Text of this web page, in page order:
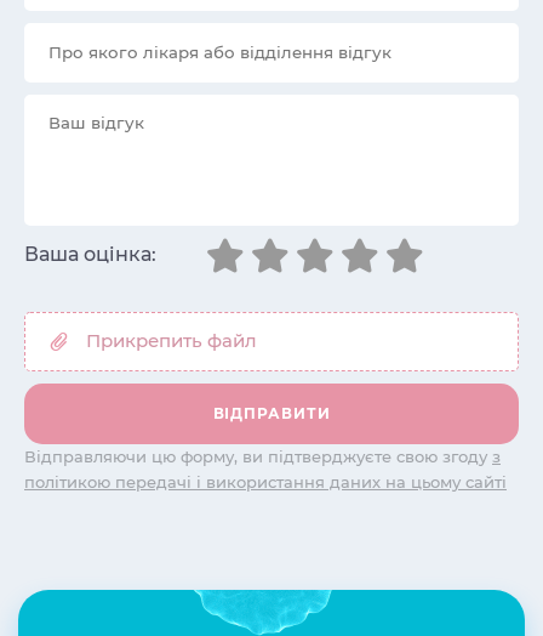
Ваша оцінка:
Відправляючи цю форму, ви підтверджуєте свою згоду з
політикою передачі і використання даних на цьому сайті